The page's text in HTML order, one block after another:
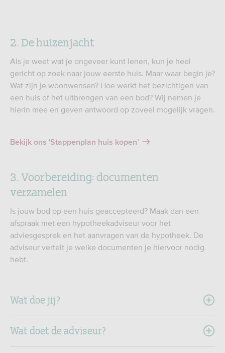
2. De huizenjacht
Als je weet wat je ongeveer kunt lenen, kun je heel
gericht op zoek naar jouw eerste huis. Maar waar begin je?
Wat zijn je woonwensen? Hoe werkt het bezichtigen van
een huis of het uitbrengen van een bod? Wij nemen je
hierin mee en geven antwoord op zoveel mogelijk vragen.
Bekijk ons 'Stappenplan huis kopen’
3. Voorbereiding: documenten
verzamelen
Is jouw bod op een huis geaccepteerd? Maak dan een
afspraak met een hypotheekadviseur voor het
adviesgesprek en het aanvragen van de hypotheek. De
adviseur vertelt je welke documenten je hiervoor nodig
hebt.
Wat doe jij?
Wat doet de adviseur?